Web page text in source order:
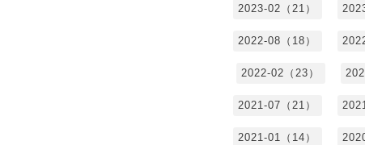
2023-02（21）
2022-08（18）
2022-02（23）
2021-07（21）
2021-01（14）